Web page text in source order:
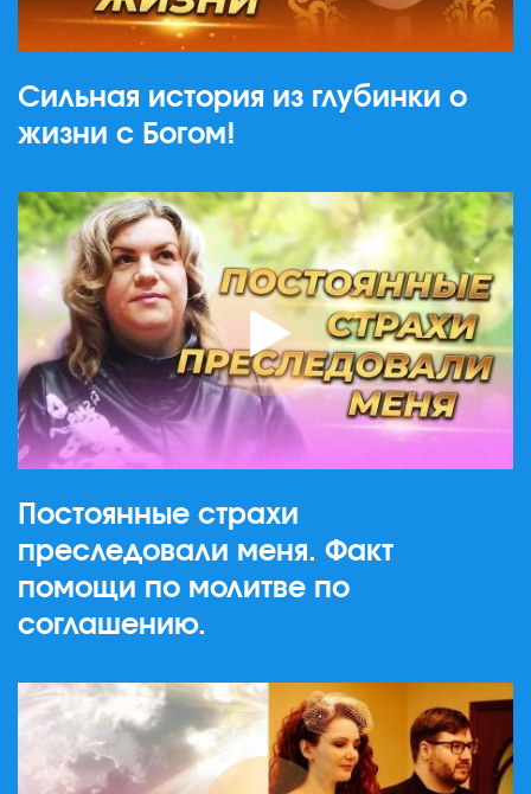
Сильная история из глубинки о
жизни с Богом!
Постоянные страхи
преследовали меня. Факт
помощи по молитве по
соглашению.